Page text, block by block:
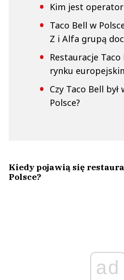
Kim jest operator
Taco Bell w
Z i Alfa grupą
Restauracje Taco
rynku
Czy Taco Bell był
Polsce?
Kiedy pojawią się
Polsce?
ad